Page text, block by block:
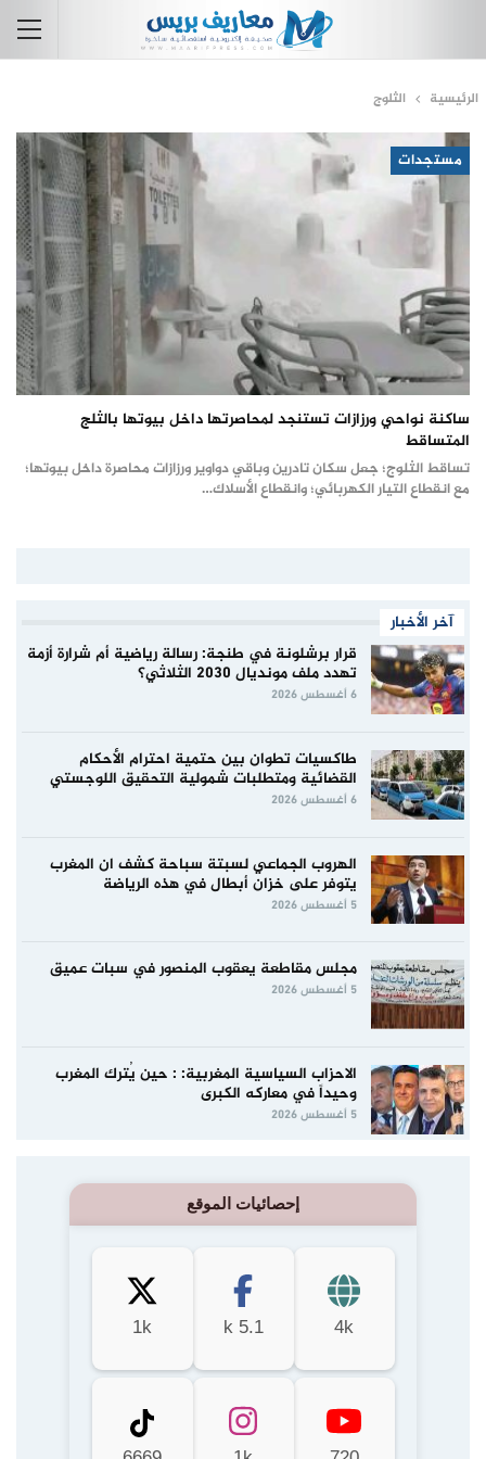
الرئيسية الثلوج
مستجدات
ساكنة نواحي ورزازات تستنجد لمحاصرتها داخل بيوتها بالثلج
المتساقط
تساقط الثلوج؛ جعل سكان تادرين وباقي دواوير ورزازات محاصرة داخل بيوتها؛
مع انقطاع التيار الكهربائي؛ وانقطاع الأسلاك…
آخر الأخبار
قرار برشلونة في طنجة: رسالة رياضية أم شرارة أزمة
تهدد ملف مونديال 2030 الثلاثي؟
6 أغسطس 2026
طاكسيات تطوان بين حتمية احترام الأحكام
القضائية ومتطلبات شمولية التحقيق اللوجستي
6 أغسطس 2026
الهروب الجماعي لسبتة سباحة كشف ان المغرب
يتوفر على خزان أبطال في هذه الرياضة
5 أغسطس 2026
مجلس مقاطعة يعقوب المنصور في سبات عميق
5 أغسطس 2026
الاحزاب السياسية المغربية: : حين يُترك المغرب
وحيداً في معاركه الكبرى
5 أغسطس 2026
إحصائيات الموقع
4k
5.1 k
1k